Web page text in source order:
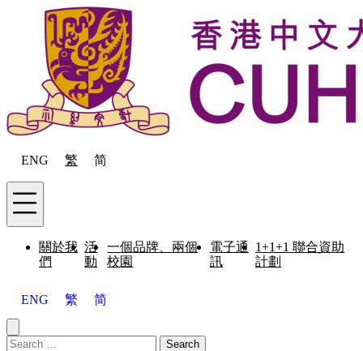
Skip to content
ENG 繁 简
Menu
關於我
們
活
動
一個品牌、兩個
校園
電子通
訊
1+1+1 聯合資助
計劃
ENG 繁 简
Close menu
Search for: Search